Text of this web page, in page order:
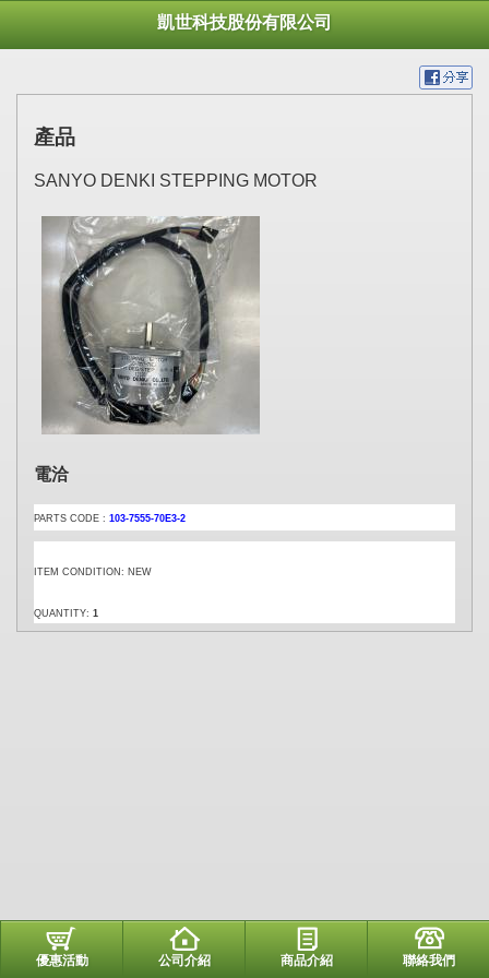
凱世科技股份有限公司
產品
SANYO DENKI STEPPING MOTOR
電洽
PARTS CODE : 103-7555-70E3-2
ITEM CONDITION: NEW
QUANTITY: 1
優惠活動 公司介紹 商品介紹 聯絡我們